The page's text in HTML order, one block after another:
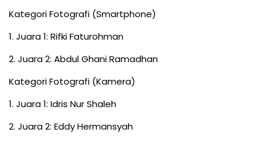
Kategori Fotografi (Smartphone)
1. Juara 1: Rifki Faturohman
2. Juara 2: Abdul Ghani Ramadhan
Kategori Fotografi (Kamera)
1. Juara 1: Idris Nur Shaleh
2. Juara 2: Eddy Hermansyah